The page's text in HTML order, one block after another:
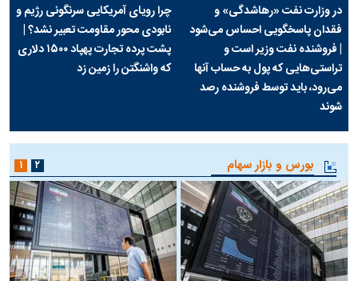
در وزارت نفت «رهاشدگی» و
فقدان پاسخگویی احساس می‌شود
| فروشنده نفت وزیر است و
تراستی‌هایی که پول به حساب آنها
می‌رود، باید توسط فروشنده رصد
شوند
چرا رویای آمریکایی سرنگونی رژیم و
نابودی محور مقاومت تعبیر نشد؟ |
پشت پرده تجارت پهپاد‌ ۱۵۰۰ دلاری
که واشنگتن را زمین زد
بورس و بازار سهام ۱ ۲